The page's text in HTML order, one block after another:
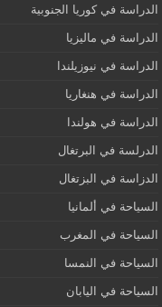
الدراسة في كوريا الجنوبية
الدراسة في ماليزيا
الدراسة في نيوزيلندا
الدراسة في هنغاريا
الدراسة في هولندا
الدرلسة في البرتغال
الدزاسة في البزتغال
السياحة في ألمانيا
السياحة في المغرب
السياحة في النمسا
السياحة في اليابان